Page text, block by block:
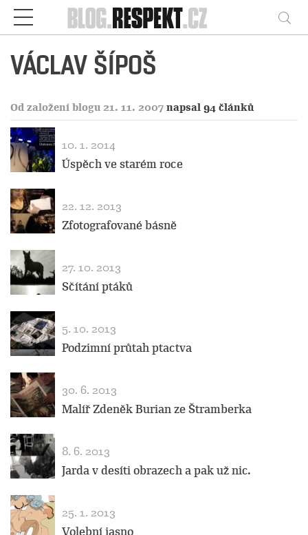
Respekt
VÁCLAV ŠÍPOŠ
Od založení blogu 21. 11. 2007 napsal 94 článků
10. 1. 2014
Úspěch ve starém roce
22. 12. 2013
Zfotografované básně
27. 10. 2013
Sčítání ptáků
5. 10. 2013
Podzimní průtah ptactva
30. 6. 2013
Malíř Zdeněk Burian ze Štramberka
8. 6. 2013
Jarda v desíti obrazech a pak už nic.
25. 1. 2013
Volební jasno